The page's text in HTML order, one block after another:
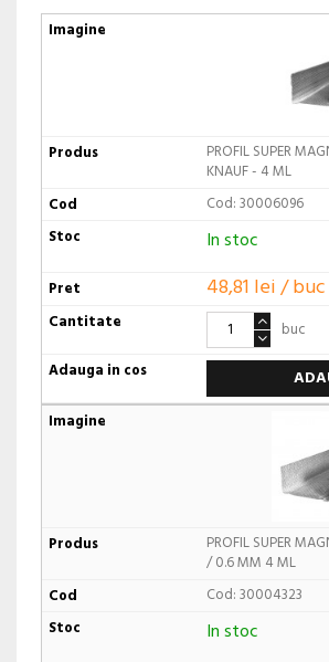
PROFIL SUPER
KNAUF - 4 ML
Cod: 30006096
In stoc
48,81 lei / buc
buc
PROFIL SUPER
/ 0.6 MM 4 ML
Cod: 30004323
In stoc